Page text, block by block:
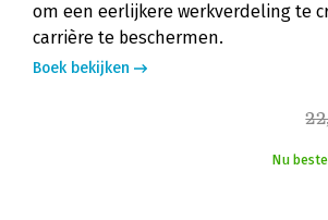
om een eerlijkere werkverdeling te
carrière te beschermen.
Boek bekijken
Nu